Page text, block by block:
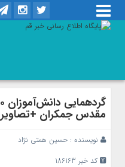
مقدس جمکران +تصاویر
نویسنده : حسین همتی نژاد
کد خبر 186163